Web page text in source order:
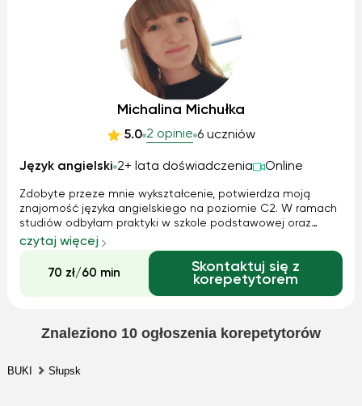
Michalina Michułka
5.0 2 opinie 6 uczniów
Język angielski 2+ lata doświadczenia Online
Zdobyte przeze mnie wykształcenie, potwierdza moją
znajomość języka angielskiego na poziomie C2. W ramach
studiów odbyłam praktyki w szkole podstawowej oraz
ponadpodstawowej, przez co jestem otwarta na
współpracę z każdą grupą wiekową. Stawiam na
indywidualną pracę z każdym uczniem oraz oferuję zróż...
czytaj więcej
70 zł/60 min
Skontaktuj się z
korepetytorem
Znaleziono 10 ogłoszenia korepetytorów
BUKI Słupsk